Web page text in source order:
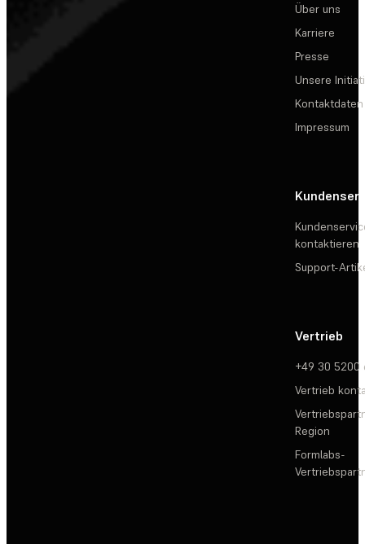
Über uns
Karriere
Presse
Unsere
Kontaktdaten
Impressum
kontaktieren
Support-
Vertrieb
+49 30 5200
Vertrieb
Region
Formlabs-